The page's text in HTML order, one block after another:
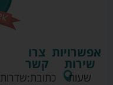
צרו
קשר
כתובת:שדרות
אפשרויות
שירות
שעות